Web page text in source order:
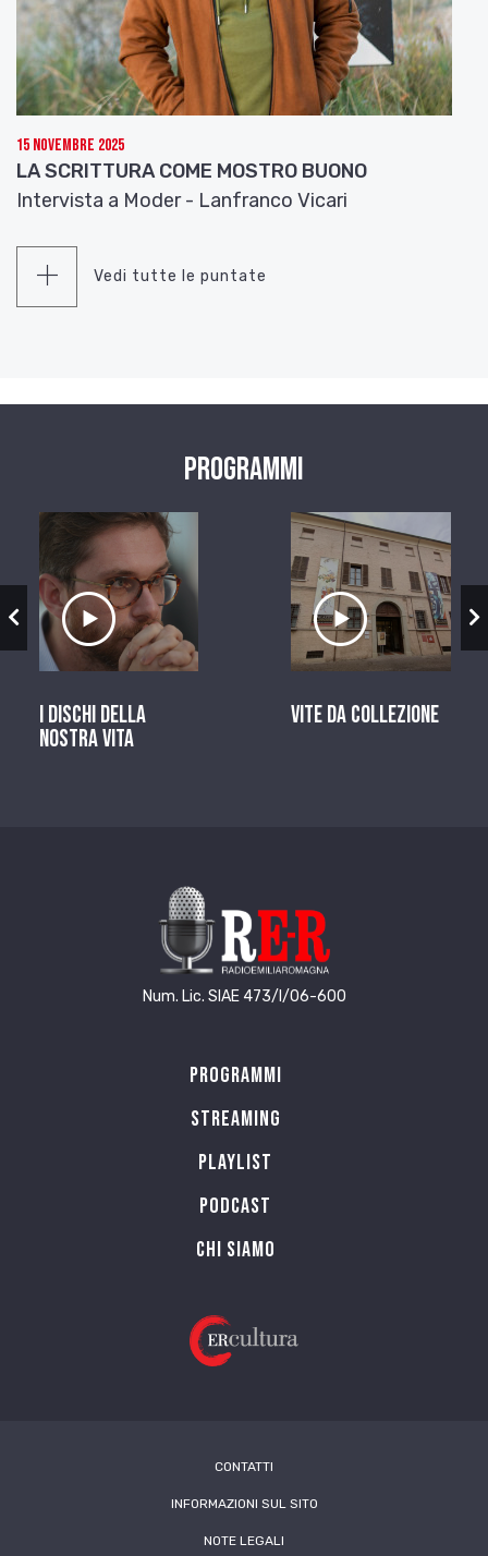
15 Novembre 2025
LA SCRITTURA COME MOSTRO BUONO
Intervista a Moder - Lanfranco Vicari
Vedi tutte le puntate
Programmi
Ascolta il servizio
I dischi della
nostra vita
Ascolta il
Vite da Collezione
Num. Lic. SIAE 473/I/06-600
Programmi
Streaming
Playlist
PODCAST
Chi siamo
CONTATTI
INFORMAZIONI SUL SITO
NOTE LEGALI